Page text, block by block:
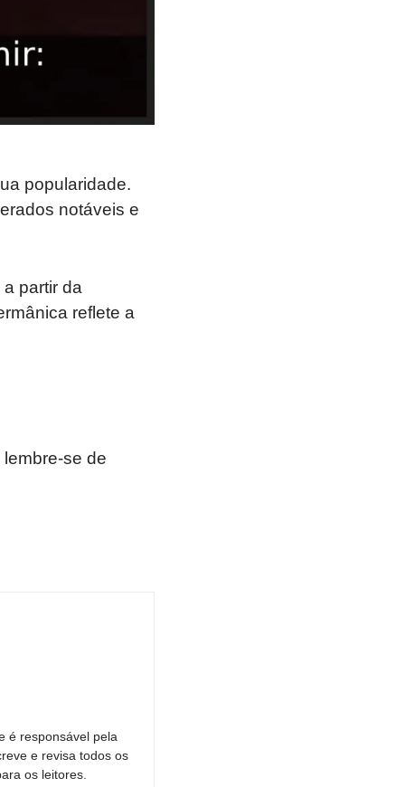
popularidade.
notáveis e
partir da
reflete a
se de
é responsável pela
e revisa todos os
os leitores.